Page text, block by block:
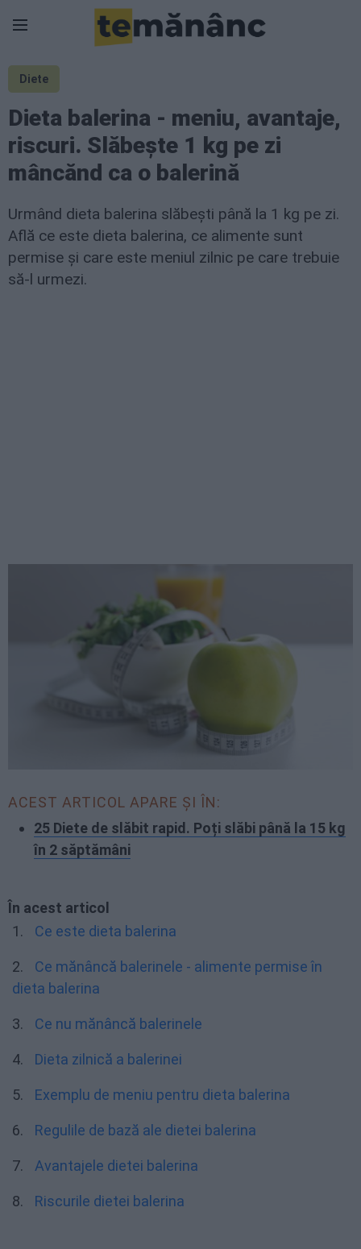
Diete
Dieta balerina - meniu, avantaje,
riscuri. Slăbește 1 kg pe zi
mâncănd ca o balerină
Urmând dieta balerina slăbești până la 1 kg pe zi.
Află ce este dieta balerina, ce alimente sunt
permise și care este meniul zilnic pe care trebuie
să-l urmezi.
ACEST ARTICOL APARE ȘI ÎN:
25 Diete de slăbit rapid. Poți slăbi până la 15 kg
în 2 săptămâni
În acest articol
Ce este dieta balerina
Ce mănâncă balerinele - alimente permise în
dieta balerina
Ce nu mănâncă balerinele
Dieta zilnică a balerinei
Exemplu de meniu pentru dieta balerina
Regulile de bază ale dietei balerina
Avantajele dietei balerina
Riscurile dietei balerina